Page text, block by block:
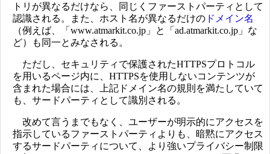
トリが異なるだけなら、同じくファーストパーティとして
認識される。また、ホスト名が異なるだけの ドメイン名
（例えば、「www.atmarkit.co.jp」と「ad.atmarkit.co.jp」な
ど）も同一とみなされる。
ただし、セキュリティで保護されたHTTPSプロトコル
を用いるページ内に、HTTPSを使用しないコンテンツが
含まれた場合には、上記ドメイン名の規則を満たしていて
も、サードパーティとして識別される。
改めて言うまでもなく、ユーザーが明示的にアクセスを
指示しているファーストパーティよりも、暗黙にアクセス
するサードパーティについて、より強いプライバシー制限